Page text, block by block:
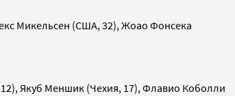
Микельсен (США, 32), Жоао Фонсека
Якуб Меншик (Чехия, 17), Флавио Коболли